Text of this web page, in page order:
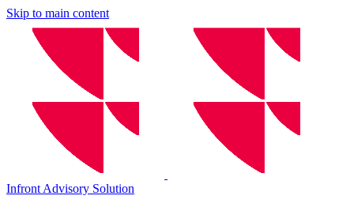
Skip to main content
Infront Advisory Solution